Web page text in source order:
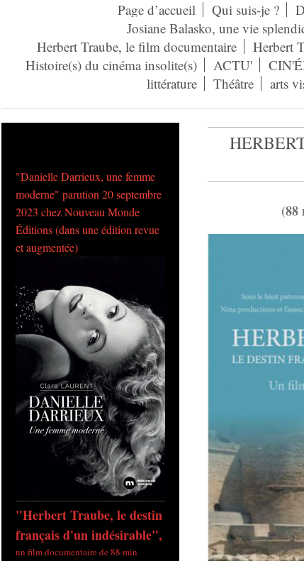
Page d’accueil Qui suis-je ?
Josiane Balasko, une vie
Herbert Traube, le film documentaire
Herbert
Histoire(s) du cinéma insolite(s)
ACTU'
littérature
Théâtre arts
(88
"Danielle Darrieux, une femme
moderne" parution 20 septembre
2023 chez Nouveau Monde
Éditions (dans une édition revue
et augmentée)
"Herbert Traube, le destin
français d'un indésirable",
un film documentaire de 88 min